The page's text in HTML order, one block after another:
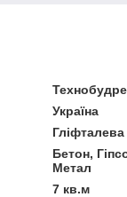
Україна
Гліфталева
Бетон,
Метал
7 кв.м